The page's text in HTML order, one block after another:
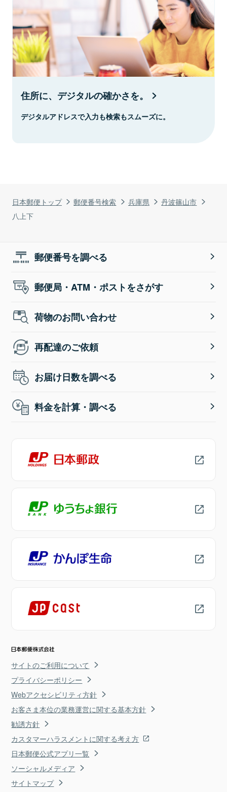
日本郵便トップ 郵便番号検索 兵庫県
丹波篠山市
八上下
住所に、デジタルの確かさを。
デジタルアドレスで入力も検索もスムーズに。
郵便番号を調べる
郵便局・ATM・ポストをさがす
荷物のお問い合わせ
再配達のご依頼
お届け日数を調べる
料金を計算・調べる
サイトのご利用について
プライバシーポリシー
Webアクセシビリティ方針
お客さま本位の業務運営に関する基本方針
勧誘方針
カスタマーハラスメントに関する考え方
日本郵便公式アプリ一覧
ソーシャルメディア
サイトマップ